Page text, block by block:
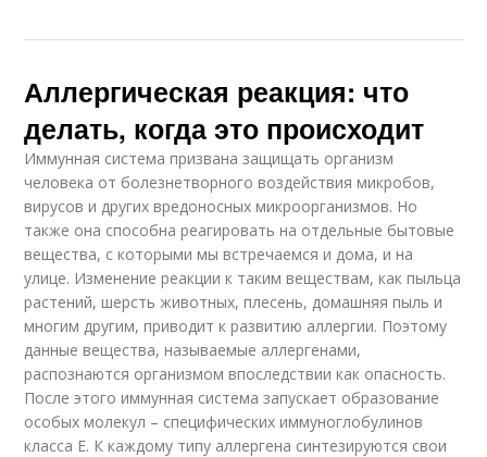
Аллергическая реакция: что
делать, когда это происходит
Иммунная система призвана защищать организм
человека от болезнетворного воздействия микробов,
вирусов и других вредоносных микроорганизмов. Но
также она способна реагировать на отдельные бытовые
вещества, с которыми мы встречаемся и дома, и на
улице. Изменение реакции к таким веществам, как пыльца
растений, шерсть животных, плесень, домашняя пыль и
многим другим, приводит к развитию аллергии. Поэтому
данные вещества, называемые аллергенами,
распознаются организмом впоследствии как опасность.
После этого иммунная система запускает образование
особых молекул – специфических иммуноглобулинов
класса Е. К каждому типу аллергена синтезируются свои